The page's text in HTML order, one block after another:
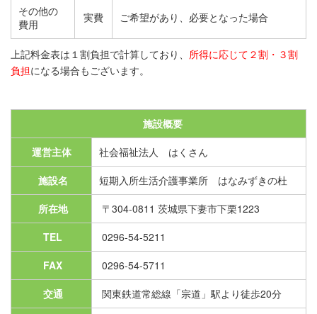
その他の
費用
実費 ご希望があり、必要となった場合
上記料金表は１割負担で計算しており、 所得に応じて２割・３割
負担になる場合もございます。
施設概要
運営主体
社会福祉法人 はくさん
施設名
短期入所生活介護事業所 はなみずきの杜
所在地
〒304-0811 茨城県下妻市下栗1223
TEL
0296-54-5211
FAX
0296-54-5711
交通
関東鉄道常総線「宗道」駅より徒歩20分